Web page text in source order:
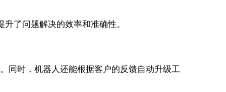
了问题解决的效率和准确性。
同时，机器人还能根据客户的反馈自动升级工